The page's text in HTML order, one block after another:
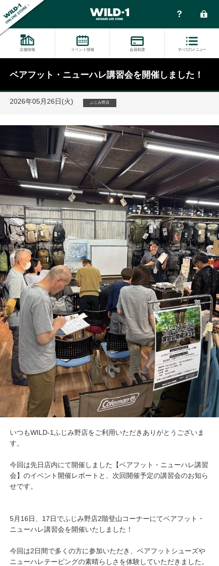
店舗情報 イベント情報 会員制度 すべてのメニュー
ベアフット・ニューハレ講習会を開催しました！
2026年05月26日(火) ふじみ野店
いつもWILD-1ふじみ野店をご利用いただきありがとうございま
す。
今回は先日店内にて開催しました【ベアフット・ニューハレ講習
会】のイベント開催レポートと、次回開催予定の講習会のお知ら
せです。
5月16日、17日でふじみ野店2階登山コーナーにてベアフット・
ニューハレ講習会を開催いたしました！
今回は2日間で多くの方に参加いただき、ベアフットシューズや
ニューハレテーピングの素晴らしさを体験していただきました。